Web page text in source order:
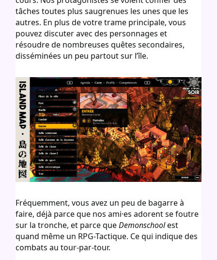
tâches toutes plus saugrenues les unes que les
autres. En plus de votre trame principale, vous
pouvez discuter avec des personnages et
résoudre de nombreuses quêtes secondaires,
disséminées un peu partout sur l’île.
Fréquemment, vous avez un peu de bagarre à
faire, déjà parce que nos ami·es adorent se foutre
sur la tronche, et parce queDemonschoolest
quand même un RPG-Tactique. Ce qui indique des
combats au tour-par-tour.